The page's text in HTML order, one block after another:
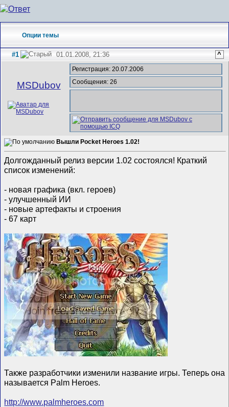
Опции темы
#1 01.01.2008, 21:36 ^
MSDubov
Регистрация: 20.07.2006
Сообщения: 26
Вышли Pocket Heroes 1.02!
Долгожданный релиз версии 1.02 состоялся! Краткий
список изменений:
- новая графика (вкл. героев)
- улучшенный ИИ
- новые артефакты и строения
- 67 карт
Также разработчики изменили название игры. Теперь она
называется Palm Heroes.
http://www.palmheroes.com